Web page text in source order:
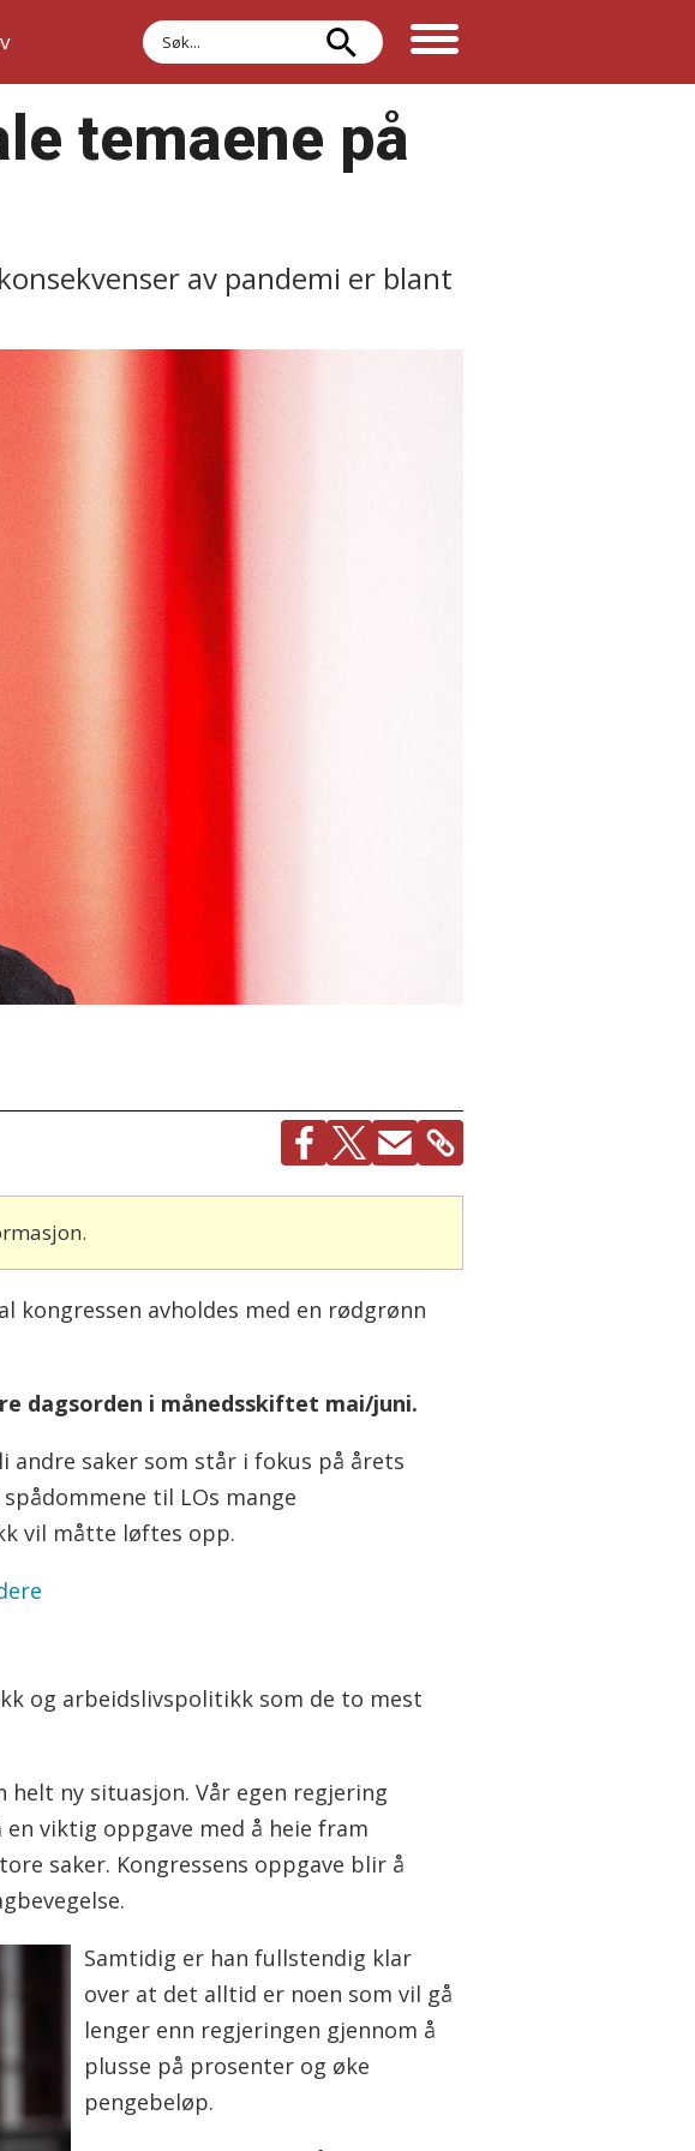
Søk
temaene på
av pandemi er blant
kongressen avholdes med en rødgrønn
dagsorden i månedsskiftet mai/juni.
saker som står i fokus på årets
til LOs mange
vil måtte løftes opp.
og arbeidslivspolitikk som de to mest
helt ny situasjon. Vår egen regjering
viktig oppgave med å heie fram
saker. Kongressens oppgave blir å
Samtidig er han fullstendig klar
over at det alltid er noen som vil gå
lenger enn regjeringen gjennom å
plusse på prosenter og øke
pengebeløp.